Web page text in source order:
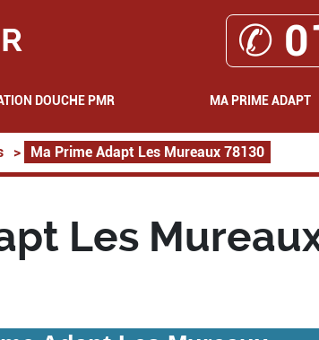
✆
DOUCHE PMR MA PRIME ADAPT
> Ma Prime Adapt Les Mureaux 78130
Les